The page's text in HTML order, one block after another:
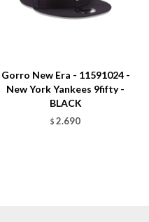
Gorro New Era - 11591024 -
New York Yankees 9fifty -
BLACK
$ 2.690